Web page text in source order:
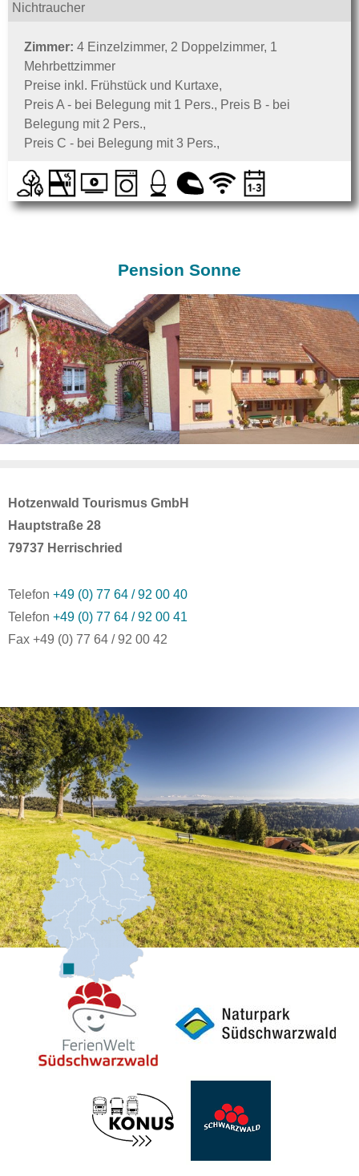
Nichtraucher
Zimmer: 4 Einzelzimmer, 2 Doppelzimmer, 1
Mehrbettzimmer
Preise inkl. Frühstück und Kurtaxe,
Preis A - bei Belegung mit 1 Pers., Preis B - bei
Belegung mit 2 Pers.,
Preis C - bei Belegung mit 3 Pers.,
Pension Sonne
Hotzenwald Tourismus GmbH
Hauptstraße 28
79737 Herrischried
Telefon +49 (0) 77 64 / 92 00 40
Telefon +49 (0) 77 64 / 92 00 41
Fax +49 (0) 77 64 / 92 00 42